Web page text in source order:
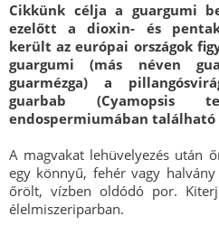
Cikkünk célja a guargumi
ezelőtt a dioxin- és
került az európai országok
guargumi (más néven
guarmézga) a
guarbab (Cyamopsis
endospermiumában található
A magvakat lehüvelyezés után
egy könnyű, fehér vagy
őrölt, vízben oldódó por.
élelmiszeriparban.